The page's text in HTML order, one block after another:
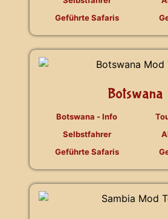
Geführte Safaris
Botswana
Botswana - Info
Selbstfahrer
Geführte Safaris